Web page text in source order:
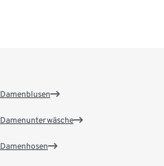
Damenblusen
Damenunterwäsche
Damenhosen